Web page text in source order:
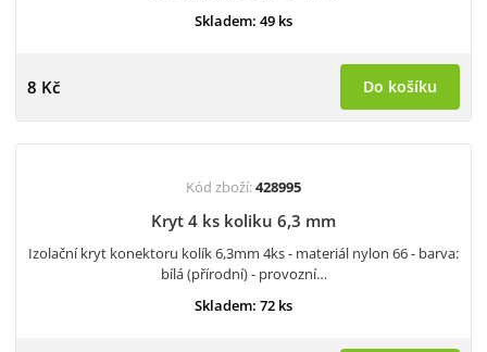
Skladem: 49 ks
8 Kč Do košíku
Kód zboží:428995
Kryt 4 ks koliku 6,3 mm
Izolační kryt konektoru kolík 6,3mm 4ks - materiál nylon 66 - barva:
bílá (přírodní) - provozní…
Skladem: 72 ks